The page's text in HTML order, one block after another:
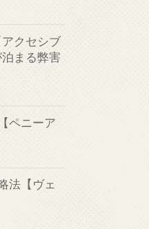
クセシブ
まる弊害
ペニーア
法【ヴェ